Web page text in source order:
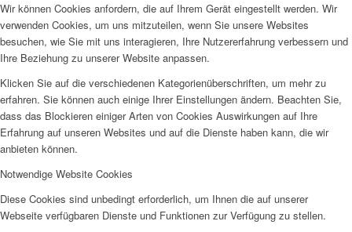
Wir können Cookies anfordern, die auf Ihrem Gerät eingestellt werden. Wir
verwenden Cookies, um uns mitzuteilen, wenn Sie unsere Websites
besuchen, wie Sie mit uns interagieren, Ihre Nutzererfahrung verbessern und
Ihre Beziehung zu unserer Website anpassen.
Klicken Sie auf die verschiedenen Kategorienüberschriften, um mehr zu
erfahren. Sie können auch einige Ihrer Einstellungen ändern. Beachten Sie,
dass das Blockieren einiger Arten von Cookies Auswirkungen auf Ihre
Erfahrung auf unseren Websites und auf die Dienste haben kann, die wir
anbieten können.
Notwendige Website Cookies
Diese Cookies sind unbedingt erforderlich, um Ihnen die auf unserer
Webseite verfügbaren Dienste und Funktionen zur Verfügung zu stellen.